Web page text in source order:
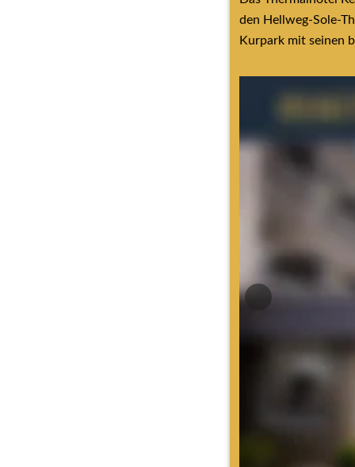
den Hellweg-Sole-
Kurpark mit seinen